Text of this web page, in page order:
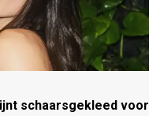
schaarsgekleed voor